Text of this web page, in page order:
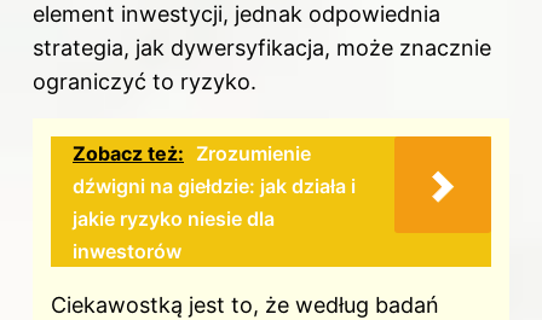
element inwestycji, jednak odpowiednia
strategia, jak dywersyfikacja, może znacznie
ograniczyć to ryzyko.
Zobacz też: Zrozumienie
dźwigni na giełdzie: jak działa i
jakie ryzyko niesie dla
inwestorów
Ciekawostką jest to, że według badań